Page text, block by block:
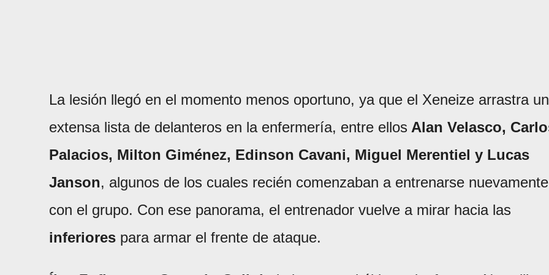
La lesión llegó en el momento menos oportuno, ya que el Xeneize arrastra
extensa lista de delanteros en la enfermería, entre ellos Alan Velasco,
Palacios, Milton Giménez, Edinson Cavani, Miguel Merentiel y Lucas
Janson, algunos de los cuales recién comenzaban a entrenarse nuevamente
con el grupo. Con ese panorama, el entrenador vuelve a mirar hacia las
inferiores para armar el frente de ataque.